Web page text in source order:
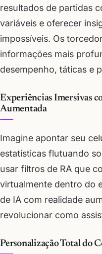
resultados de partidas
variáveis e oferecer
impossíveis. Os
informações mais
desempenho, táticas e
Experiências Imersivas
Aumentada
Imagine apontar seu
estatísticas flutuando
usar filtros de RA que
virtualmente dentro do
de IA com realidade
revolucionar como
Personalização Total do